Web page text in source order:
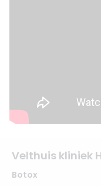
Velthuis kliniek
Botox